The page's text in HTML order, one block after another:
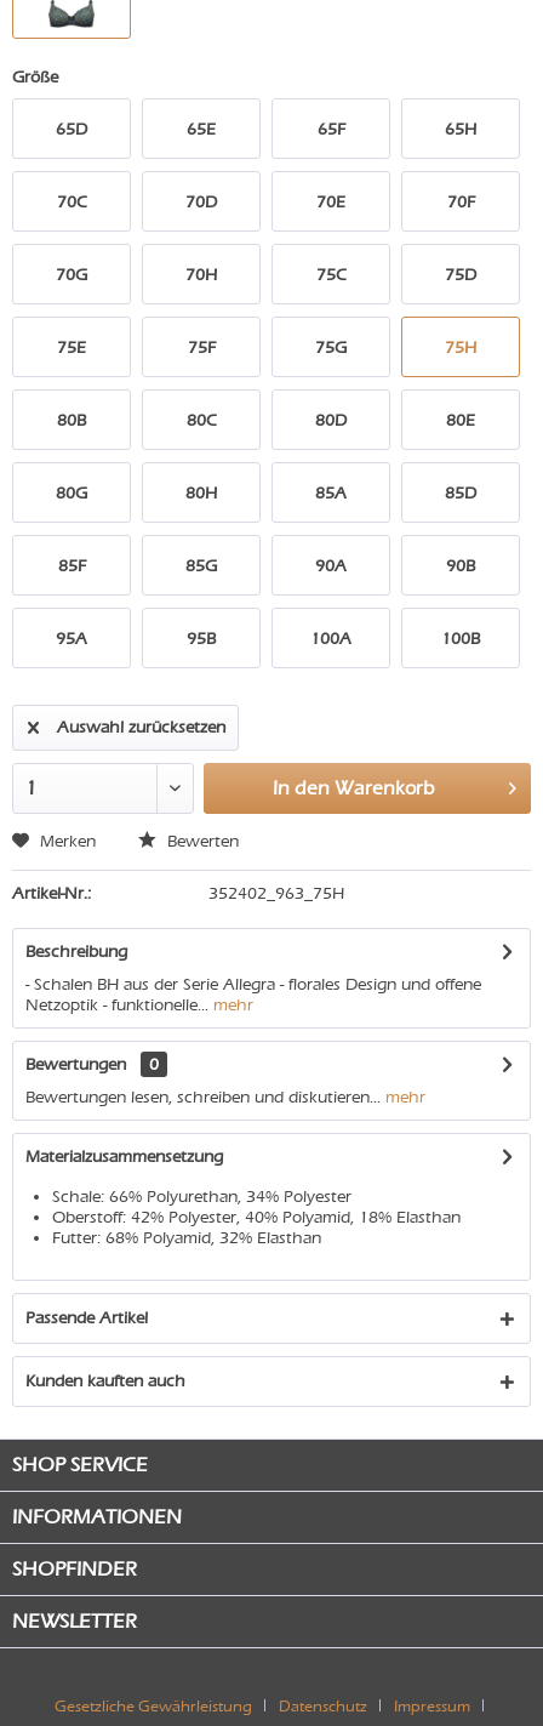
Größe
65D 65E 65F 65H
70C 70D 70E 70F
70G 70H 75C 75D
75E 75F 75G 75H
80B 80C 80D 80E
80G 80H 85A 85D
85F 85G 90A 90B
95A 95B 100A 100B
Auswahl zurücksetzen
In den Warenkorb
Merken Bewerten
Artikel-Nr.: 352402_963_75H
Beschreibung
- Schalen BH aus der Serie Allegra - florales Design und offene
Netzoptik - funktionelle... mehr
Bewertungen
0
Bewertungen lesen, schreiben und diskutieren... mehr
Materialzusammensetzung
Schale: 66% Polyurethan, 34% Polyester
Oberstoff: 42% Polyester, 40% Polyamid, 18% Elasthan
Futter: 68% Polyamid, 32% Elasthan
Passende Artikel
Kunden kauften auch
SHOP SERVICE
INFORMATIONEN
SHOPFINDER
NEWSLETTER
Gesetzliche Gewährleistung Datenschutz Impressum